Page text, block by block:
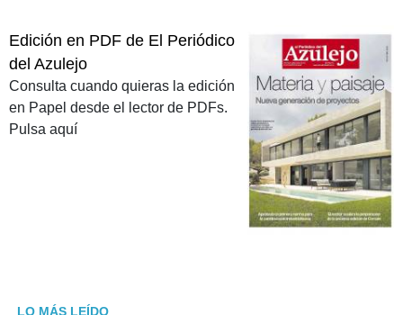
Edición en PDF de El Periódico
del Azulejo
Consulta cuando quieras la edición
en Papel desde el lector de PDFs.
Pulsa aquí
LO MÁS LEÍDO